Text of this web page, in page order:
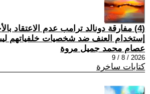
(4) مفارقة دونالد ترامب عدم الاعتقاد
إستخدام العنف ضد شخصيات خلفياتهم
عصام محمد جميل مروة
2026 / 8 / 9
كتابات ساخرة